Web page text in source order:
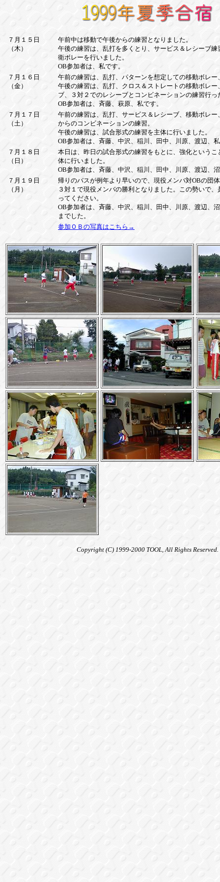
７月１５日
（木）
午前中は移動で午後からの練習となりました。
午後の練習は、乱打を多くとり、サービス＆レシーブ
衛ボレーを行いました。
OB参加者は、私です。
７月１６日
（金）
午前の練習は、乱打、パターンを想定しての移動ボレー
午後の練習は、乱打、クロス＆ストレートの移動ボレー
ブ、３対２でのレシーブとコンビネーションの練習行っ
OB参加者は、斉藤、萩原、私です。
７月１７日
（土）
午前の練習は、乱打、サービス＆レシーブ、移動ボレ
からのコンビネーションの練習。
午後の練習は、試合形式の練習を主体に行いました。
OB参加者は、斉藤、中沢、稲川、田中、川原、渡辺、
７月１８日
（日）
本日は、昨日の試合形式の練習をもとに、強化という
体に行いました。
OB参加者は、斉藤、中沢、稲川、田中、川原、渡辺、
７月１９日
（月）
帰りのバスが例年より早いので、現役メンバ対OBの団
３対１で現役メンバの勝利となりました。この勢いで
ってください。
OB参加者は、斉藤、中沢、稲川、田中、川原、渡辺、
までした。
参加ＯＢの写真はこちら→
Copyright (C) 1999-2000 TOOL, All Rights Reserved.